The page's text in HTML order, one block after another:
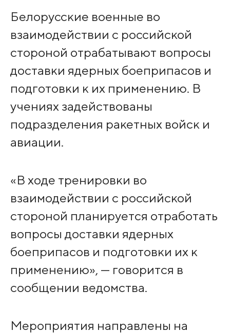
Белорусские военные во
взаимодействии с российской
стороной отрабатывают вопросы
доставки ядерных боеприпасов и
подготовки к их применению. В
учениях задействованы
подразделения ракетных войск и
авиации.
«В ходе тренировки во
взаимодействии с российской
стороной планируется отработать
вопросы доставки ядерных
боеприпасов и подготовки их к
применению», — говорится в
сообщении ведомства.
Мероприятия направлены на